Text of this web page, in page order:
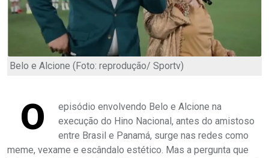
Belo e Alcione (Foto: reprodução/ Sportv)
O
episódio envolvendo Belo e Alcione na
execução do Hino Nacional, antes do amistoso
entre Brasil e Panamá, surge nas redes como
meme, vexame e escândalo estético. Mas a pergunta que